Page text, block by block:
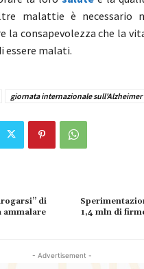
malattie è necessario
la consapevolezza che la
essere malati.
giornata internazionale sull'Alzheimer
di
ammalare
1,4 mln di
- Advertisement -